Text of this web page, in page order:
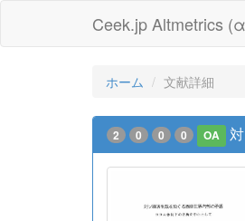
Ceek.jp Altmetrics
ホーム 文献詳細
2 0 0 0 OA